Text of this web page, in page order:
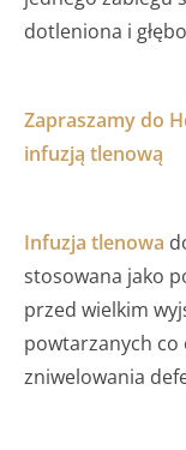
dotleniona i
Zapraszamy do
infuzją tlenową
Infuzja tlenowa
stosowana jako
przed wielkim
powtarzanych co
zniwelowania